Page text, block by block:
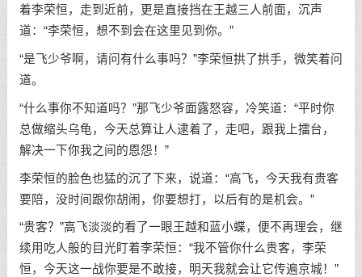
着李荣恒，走到近前，更是直接挡在王越三人前面，沉声
道：“李荣恒，想不到会在这里见到你。”
“是飞少爷啊，请问有什么事吗？”李荣恒拱了拱手，微笑着问
道。
“什么事你不知道吗？”那飞少爷面露怒容，冷笑道：“平时你
总做缩头乌龟，今天总算让人逮着了，走吧，跟我上擂台，
解决一下你我之间的恩怨！”
李荣恒的脸色也猛的沉了下来，说道：“高飞，今天我有贵客
要陪，没时间跟你胡闹，你要想打，以后有的是机会。”
“贵客？”高飞淡淡的看了一眼王越和蓝小蝶，便不再理会，继
续用吃人般的目光盯着李荣恒：“我不管你什么贵客，李荣
恒，今天这一战你要是不敢接，明天我就会让它传遍京城！”